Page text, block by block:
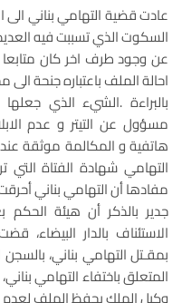
عادت قضية التهامي بناني
السكوت الذي تسببت فيه
عن وجود طرف اخر كان متابعا
احالة الملف باعتباره جنحة
بالبراءة .الشيء الذي
مسؤول عن التيتر و عدم
هاتفية و المكالمة موثقة
التهامي شهادة الفتاة
مفادها أن التهامي بناني
جدير بالذكر أن هيئة الحكم
الاستئناف بالدار البيضاء،
وكيل الملك بحفظ الملف لعدم